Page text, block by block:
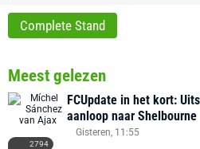
Complete Stand
Meest gelezen
2794
FCUpdate in het kort:
aanloop naar Shelbourne
Gisteren, 11:55